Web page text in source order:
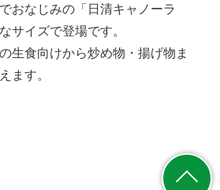
おなじみの「日清キャノーラ
サイズで登場です。
生食向けから炒め物・揚げ物ま
ます。